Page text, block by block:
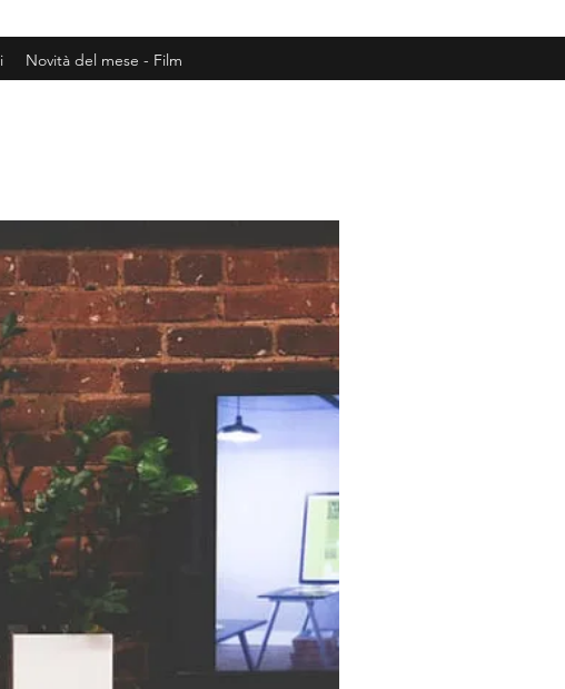
Novità del mese - Film